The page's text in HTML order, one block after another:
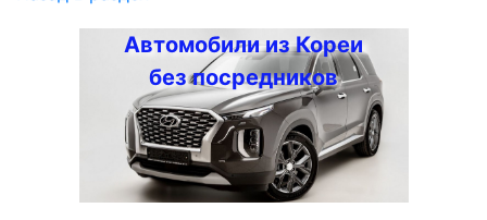
Автомобили из Кореи
без посредников